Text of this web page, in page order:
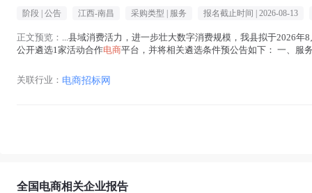
阶段 | 公告 江西-南昌 采购类型 | 服务 报名截止时间 | 2026-08-13
正文预览： ...县域消费活力，进一步壮大数字消费规模，我县拟于2026年
公开遴选1家活动合作电商平台，并将相关遴选条件预公告如下： 一、服
关联行业： 电商招标网
全国电商相关企业报告